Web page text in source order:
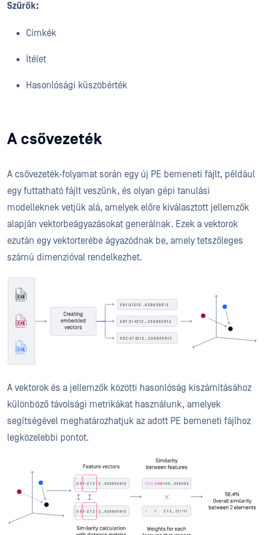
Szűrők:
Címkék
Ítélet
Hasonlósági küszöbérték
A csővezeték
A csővezeték-folyamat során egy új PE bemeneti fájlt, például
egy futtatható fájlt veszünk, és olyan gépi tanulási
modelleknek vetjük alá, amelyek előre kiválasztott jellemzők
alapján vektorbeágyazásokat generálnak. Ezek a vektorok
ezután egy vektorterébe ágyazódnak be, amely tetszőleges
számú dimenzióval rendelkezhet.
A vektorok és a jellemzők közötti hasonlóság kiszámításához
különböző távolsági metrikákat használunk, amelyek
segítségével meghatározhatjuk az adott PE bemeneti fájlhoz
legközelebbi pontot.